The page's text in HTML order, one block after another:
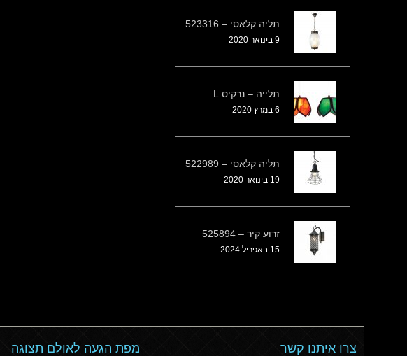
תליה קלאסי – 523316
9 בינואר 2020
תלייה – נרקיס L
6 במרץ 2020
תליה קלאסי – 522989
19 בינואר 2020
זרוע קיר – 525894
15 באפריל 2024
צרו איתנו קשר מפת הגעה לאולם תצוגה